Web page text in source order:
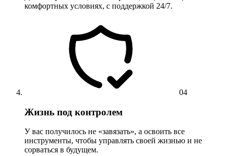
комфортных условиях, с поддержкой 24/7.
04
Жизнь под контролем
У вас получилось не «завязать», а освоить все
инструменты, чтобы управлять своей жизнью и не
сорваться в будущем.